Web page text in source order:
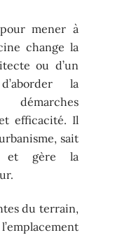
pour mener à
change la
ou d’un
la
efficacité. Il
sait
et gère la
du terrain,